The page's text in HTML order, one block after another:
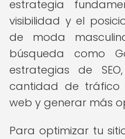
estrategia
visibilidad y el
de moda
búsqueda como
estrategias de
cantidad de tráfico
web y generar más
Para optimizar tu